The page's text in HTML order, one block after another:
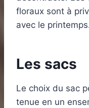
floraux sont à
avec le
Les sacs
Le choix du sac
tenue en un